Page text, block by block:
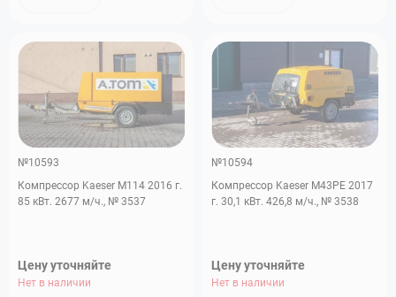
№10593
Компрессор Kaeser M114 2016 г.
85 кВт. 2677 м/ч., № 3537
Цену уточняйте
Нет в наличии
№10594
Компрессор Kaeser M43PE 2017
г. 30,1 кВт. 426,8 м/ч., № 3538
Цену уточняйте
Нет в наличии